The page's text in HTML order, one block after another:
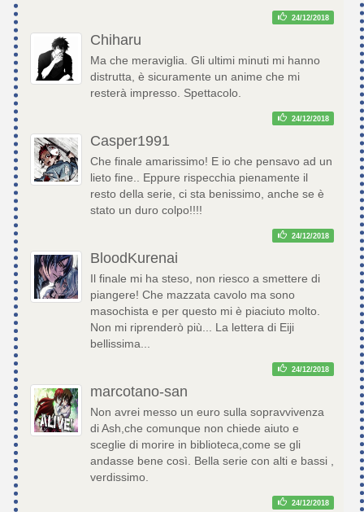
24/12/2018
Chiharu
Ma che meraviglia. Gli ultimi minuti mi hanno
distrutta, è sicuramente un anime che mi
resterà impresso. Spettacolo.
24/12/2018
Casper1991
Che finale amarissimo! E io che pensavo ad un
lieto fine.. Eppure rispecchia pienamente il
resto della serie, ci sta benissimo, anche se è
stato un duro colpo!!!!
24/12/2018
BloodKurenai
Il finale mi ha steso, non riesco a smettere di
piangere! Che mazzata cavolo ma sono
masochista e per questo mi è piaciuto molto.
Non mi riprenderò più... La lettera di Eiji
bellissima...
24/12/2018
marcotano-san
Non avrei messo un euro sulla sopravvivenza
di Ash,che comunque non chiede aiuto e
sceglie di morire in biblioteca,come se gli
andasse bene così. Bella serie con alti e bassi ,
verdissimo.
24/12/2018